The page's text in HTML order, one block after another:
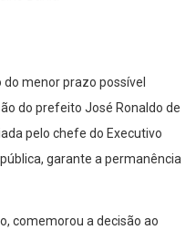
menor prazo possível
do prefeito José Ronaldo de
pelo chefe do Executivo
garante a permanência
comemorou a decisão ao